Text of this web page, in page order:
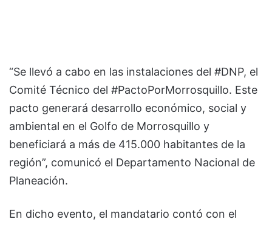
“Se llevó a cabo en las instalaciones del #DNP, el
Comité Técnico del #PactoPorMorrosquillo. Este
pacto generará desarrollo económico, social y
ambiental en el Golfo de Morrosquillo y
beneficiará a más de 415.000 habitantes de la
región”, comunicó el Departamento Nacional de
Planeación.
En dicho evento, el mandatario contó con el